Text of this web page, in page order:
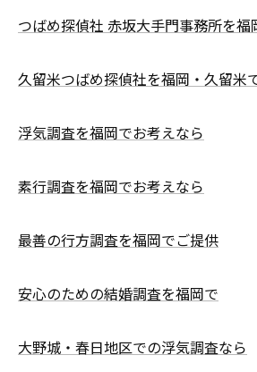
つばめ探偵社 赤坂大手門事務所を福
久留米つばめ探偵社を福岡・久留米
浮気調査を福岡でお考えなら
素行調査を福岡でお考えなら
最善の行方調査を福岡でご提供
安心のための結婚調査を福岡で
大野城・春日地区での浮気調査なら